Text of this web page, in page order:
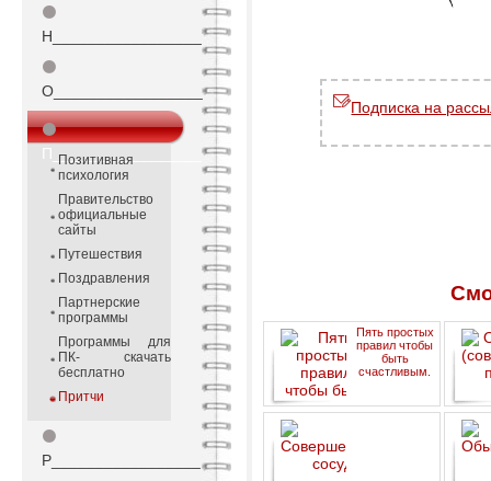
⚫
Н_________________
⚫
О_________________
⚫
П_________________
Позитивная
психология
Правительство
официальные
сайты
Путешествия
Поздравления
Партнерские
программы
Программы для
ПК- скачать
бесплатно
Притчи
⚫
Р_________________
Подписка на
Пять простых
правил чтобы
быть
счастливым.